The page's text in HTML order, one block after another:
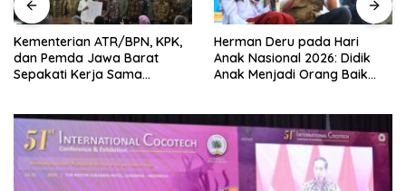
Kementerian ATR/BPN, KPK,
dan Pemda Jawa Barat
Sepakati Kerja Sama
Herman Deru pada Hari
Anak Nasional 2026: Didik
Anak Menjadi Orang Baik